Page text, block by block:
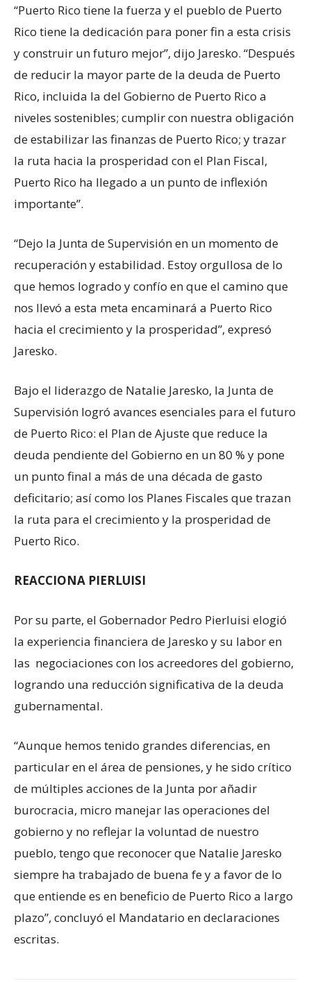
“Puerto Rico tiene la fuerza y el pueblo de Puerto
Rico tiene la dedicación para poner fin a esta crisis
y construir un futuro mejor”, dijo Jaresko. “Después
de reducir la mayor parte de la deuda de Puerto
Rico, incluida la del Gobierno de Puerto Rico a
niveles sostenibles; cumplir con nuestra obligación
de estabilizar las finanzas de Puerto Rico; y trazar
la ruta hacia la prosperidad con el Plan Fiscal,
Puerto Rico ha llegado a un punto de inflexión
importante”.
“Dejo la Junta de Supervisión en un momento de
recuperación y estabilidad. Estoy orgullosa de lo
que hemos logrado y confío en que el camino que
nos llevó a esta meta encaminará a Puerto Rico
hacia el crecimiento y la prosperidad”, expresó
Jaresko.
Bajo el liderazgo de Natalie Jaresko, la Junta de
Supervisión logró avances esenciales para el futuro
de Puerto Rico: el Plan de Ajuste que reduce la
deuda pendiente del Gobierno en un 80 % y pone
un punto final a más de una década de gasto
deficitario; así como los Planes Fiscales que trazan
la ruta para el crecimiento y la prosperidad de
Puerto Rico.
REACCIONA PIERLUISI
Por su parte, el Gobernador Pedro Pierluisi elogió
la experiencia financiera de Jaresko y su labor en
las negociaciones con los acreedores del gobierno,
logrando una reducción significativa de la deuda
gubernamental.
“Aunque hemos tenido grandes diferencias, en
particular en el área de pensiones, y he sido crítico
de múltiples acciones de la Junta por añadir
burocracia, micro manejar las operaciones del
gobierno y no reflejar la voluntad de nuestro
pueblo, tengo que reconocer que Natalie Jaresko
siempre ha trabajado de buena fe y a favor de lo
que entiende es en beneficio de Puerto Rico a largo
plazo”, concluyó el Mandatario en declaraciones
escritas.